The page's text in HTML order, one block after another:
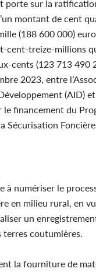
porte sur la
montant de cent
(188 600 000)
cent-treize-millions
cents (123 713 490
2023, entre
(AID)
le financement du
Sécurisation
à numériser le
en milieu rural, en
un
terres coutumières.
la fourniture de